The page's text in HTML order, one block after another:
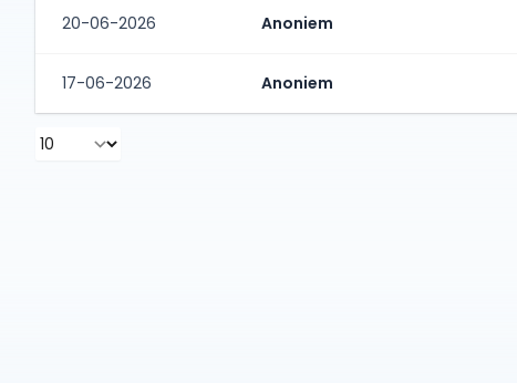
20-06-2026 Anoniem
17-06-2026 Anoniem